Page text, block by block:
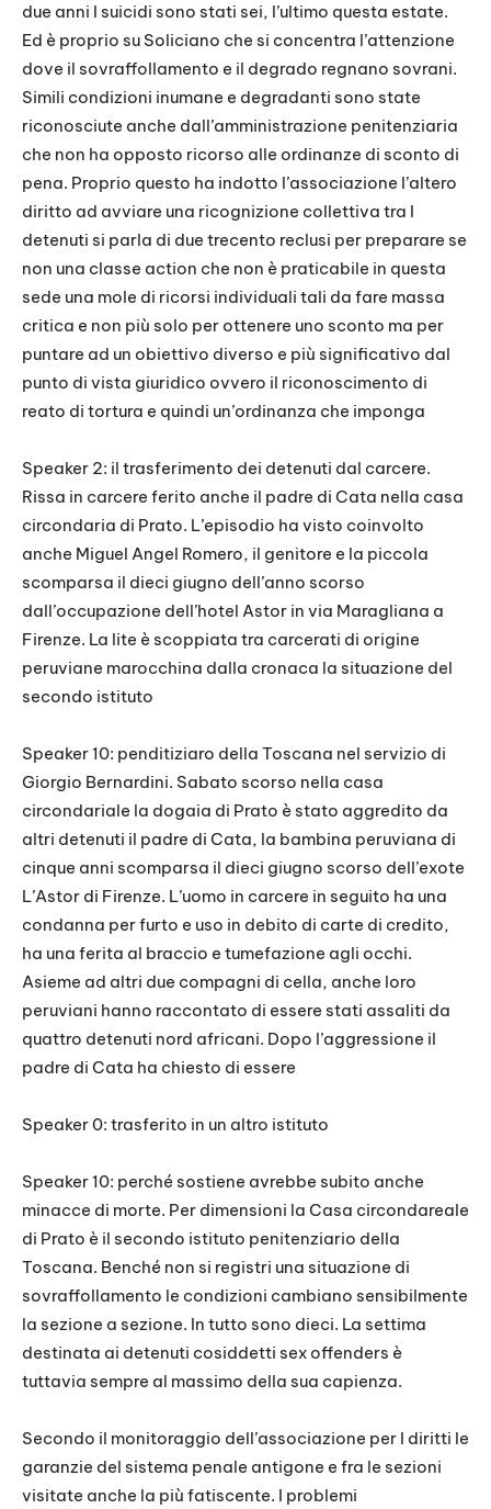
due anni I suicidi sono stati sei, l’ultimo questa estate.
Ed è proprio su Soliciano che si concentra l’attenzione
dove il sovraffollamento e il degrado regnano sovrani.
Simili condizioni inumane e degradanti sono state
riconosciute anche dall’amministrazione penitenziaria
che non ha opposto ricorso alle ordinanze di sconto di
pena. Proprio questo ha indotto l’associazione l’altero
diritto ad avviare una ricognizione collettiva tra I
detenuti si parla di due trecento reclusi per preparare se
non una classe action che non è praticabile in questa
sede una mole di ricorsi individuali tali da fare massa
critica e non più solo per ottenere uno sconto ma per
puntare ad un obiettivo diverso e più significativo dal
punto di vista giuridico ovvero il riconoscimento di
reato di tortura e quindi un’ordinanza che imponga
Speaker 2: il trasferimento dei detenuti dal carcere.
Rissa in carcere ferito anche il padre di Cata nella casa
circondaria di Prato. L’episodio ha visto coinvolto
anche Miguel Angel Romero, il genitore e la piccola
scomparsa il dieci giugno dell’anno scorso
dall’occupazione dell’hotel Astor in via Maragliana a
Firenze. La lite è scoppiata tra carcerati di origine
peruviane marocchina dalla cronaca la situazione del
secondo istituto
Speaker 10: penditiziaro della Toscana nel servizio di
Giorgio Bernardini. Sabato scorso nella casa
circondariale la dogaia di Prato è stato aggredito da
altri detenuti il padre di Cata, la bambina peruviana di
cinque anni scomparsa il dieci giugno scorso dell’exote
L’Astor di Firenze. L’uomo in carcere in seguito ha una
condanna per furto e uso in debito di carte di credito,
ha una ferita al braccio e tumefazione agli occhi.
Asieme ad altri due compagni di cella, anche loro
peruviani hanno raccontato di essere stati assaliti da
quattro detenuti nord africani. Dopo l’aggressione il
padre di Cata ha chiesto di essere
Speaker 0: trasferito in un altro istituto
Speaker 10: perché sostiene avrebbe subito anche
minacce di morte. Per dimensioni la Casa circondareale
di Prato è il secondo istituto penitenziario della
Toscana. Benché non si registri una situazione di
sovraffollamento le condizioni cambiano sensibilmente
la sezione a sezione. In tutto sono dieci. La settima
destinata ai detenuti cosiddetti sex offenders è
tuttavia sempre al massimo della sua capienza.
Secondo il monitoraggio dell’associazione per I diritti le
garanzie del sistema penale antigone e fra le sezioni
visitate anche la più fatiscente. I problemi